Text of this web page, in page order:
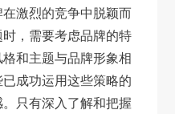
激烈的竞争中脱颖而
，需要考虑品牌的特
和主题与品牌形象相
成功运用这些策略的
只有深入了解和把握